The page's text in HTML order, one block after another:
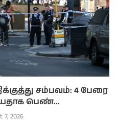
சம்பவம்: 4 பேரை
பெண்...
7, 2026